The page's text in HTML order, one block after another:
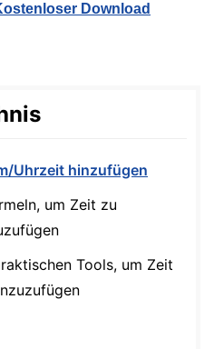
Download
Uhrzeit hinzufügen
um Zeit zu
Tools, um Zeit